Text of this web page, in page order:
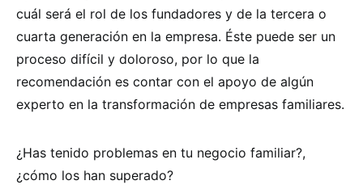
cuál será el rol de los fundadores y de la tercera o
cuarta generación en la empresa. Éste puede ser un
proceso difícil y doloroso, por lo que la
recomendación es contar con el apoyo de algún
experto en la transformación de empresas familiares.
¿Has tenido problemas en tu negocio familiar?,
¿cómo los han superado?